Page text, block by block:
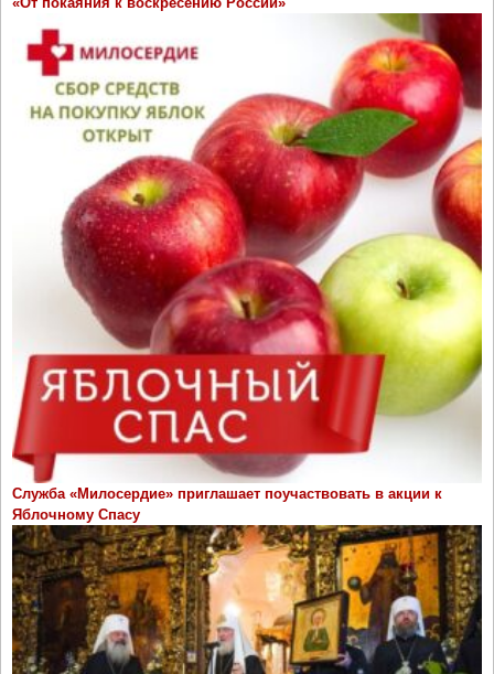
Служба «Милосердие» приглашает поучаствовать в акции к
Яблочному Спасу